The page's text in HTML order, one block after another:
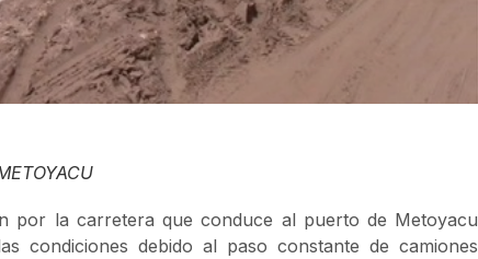
por la carretera que conduce al puerto de Metoyacu
condiciones debido al paso constante de camiones